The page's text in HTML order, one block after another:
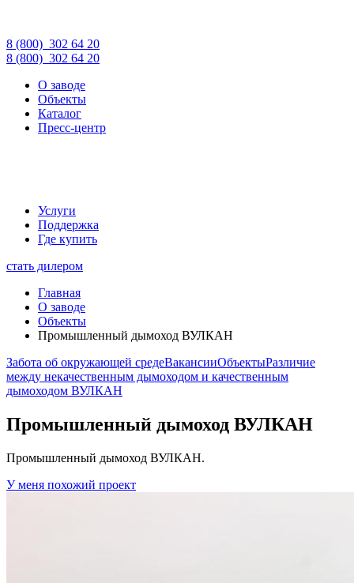
8 (800) 302 64 20
8 (800) 302 64 20
О заводе
Объекты
Каталог
Пресс-центр
Услуги
Поддержка
Где купить
стать дилером
Главная
О заводе
Объекты
Промышленный дымоход ВУЛКАН
Забота об окружающей средеВакансииОбъектыРазличие
между некачественным дымоходом и качественным
дымоходом ВУЛКАН
Промышленный дымоход ВУЛКАН
Промышленный дымоход ВУЛКАН.
У меня похожий проект